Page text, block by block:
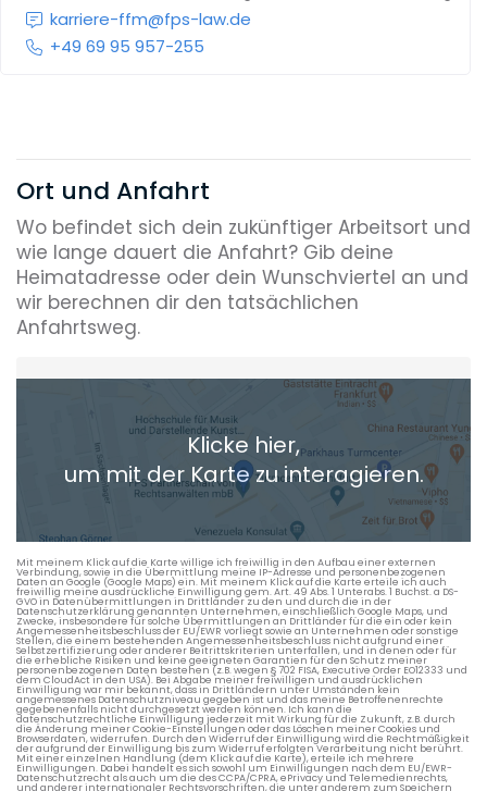
karriere-ffm@fps-law.de
+49 69 95 957-255
Ort und Anfahrt
Wo befindet sich dein zukünftiger Arbeitsort und
wie lange dauert die Anfahrt? Gib deine
Heimatadresse oder dein Wunschviertel an und
wir berechnen dir den tatsächlichen
Anfahrtsweg.
Heimatadresse oder Wunschort
+ Aktuellen Standort hinzufügen
Die berechneten Anreisezeiten basieren auf den
Verkehrsdaten eines typischen Dienstag morgens um 8:30.
Klicke hier,
um mit der Karte zu interagieren.
Mit meinem Klick auf die Karte willige ich freiwillig in den Aufbau einer externen
Verbindung, sowie in die Übermittlung meine IP-Adresse und personenbezogenen
Daten an Google (Google Maps) ein. Mit meinem Klick auf die Karte erteile ich auch
freiwillig meine ausdrückliche Einwilligung gem. Art. 49 Abs. 1 Unterabs. 1 Buchst. a DS-
GVO in Datenübermittlungen in Drittländer zu den und durch die in der
Datenschutzerklärung genannten Unternehmen, einschließlich Google Maps, und
Zwecke, insbesondere für solche Übermittlungen an Drittländer für die ein oder kein
Angemessenheitsbeschluss der EU/EWR vorliegt sowie an Unternehmen oder sonstige
Stellen, die einem bestehenden Angemessenheitsbeschluss nicht aufgrund einer
Selbstzertifizierung oder anderer Beitrittskriterien unterfallen, und in denen oder für
die erhebliche Risiken und keine geeigneten Garantien für den Schutz meiner
personenbezogenen Daten bestehen (z.B. wegen § 702 FISA, Executive Order EO12333 und
dem CloudAct in den USA). Bei Abgabe meiner freiwilligen und ausdrücklichen
Einwilligung war mir bekannt, dass in Drittländern unter Umständen kein
angemessenes Datenschutzniveau gegeben ist und das meine Betroffenenrechte
gegebenenfalls nicht durchgesetzt werden können. Ich kann die
datenschutzrechtliche Einwilligung jederzeit mit Wirkung für die Zukunft, z.B. durch
die Änderung meiner Cookie-Einstellungen oder das Löschen meiner Cookies und
Browserdaten, widerrufen. Durch den Widerruf der Einwilligung wird die Rechtmäßigkeit
der aufgrund der Einwilligung bis zum Widerruf erfolgten Verarbeitung nicht berührt.
Mit einer einzelnen Handlung (dem Klick auf die Karte), erteile ich mehrere
Einwilligungen. Dabei handelt es sich sowohl um Einwilligungen nach dem EU/EWR-
Datenschutzrecht als auch um die des CCPA/CPRA, ePrivacy und Telemedienrechts,
und anderer internationaler Rechtsvorschriften, die unter anderem zum Speichern